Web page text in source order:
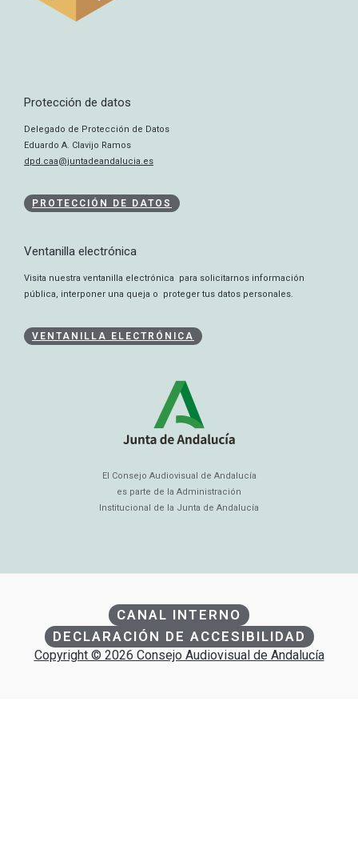
Protección de datos
Delegado de Protección de Datos
Eduardo A. Clavijo Ramos
dpd.caa@juntadeandalucia.es
PROTECCIÓN DE DATOS
Ventanilla electrónica
Visita nuestra ventanilla electrónica para solicitarnos información
pública, interponer una queja o proteger tus datos personales.
VENTANILLA ELECTRÓNICA
El Consejo Audiovisual de Andalucía
es parte de la Administración
Institucional de la Junta de Andalucía
CANAL INTERNO
DECLARACIÓN DE ACCESIBILIDAD
Copyright © 2026 Consejo Audiovisual de Andalucía